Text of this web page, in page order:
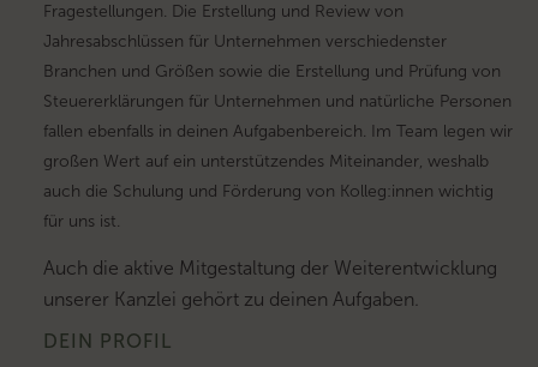
Fragestellungen. Die Erstellung und Review von
Jahresabschlüssen für Unternehmen verschiedenster
Branchen und Größen sowie die Erstellung und Prüfung von
Steuererklärungen für Unternehmen und natürliche Personen
fallen ebenfalls in deinen Aufgabenbereich. Im Team legen wir
großen Wert auf ein unterstützendes Miteinander, weshalb
auch die Schulung und Förderung von Kolleg:innen wichtig
für uns ist.
Auch die aktive Mitgestaltung der Weiterentwicklung
unserer Kanzlei gehört zu deinen Aufgaben.
DEIN PROFIL